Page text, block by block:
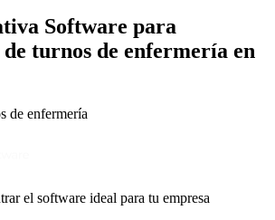
Software para
turnos de enfermería en
de enfermería
el software ideal para tu empresa